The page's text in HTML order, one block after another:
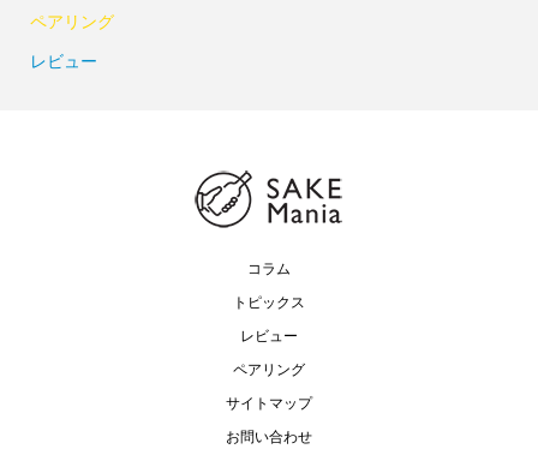
ペアリング
レビュー
コラム
トピックス
レビュー
ペアリング
サイトマップ
お問い合わせ